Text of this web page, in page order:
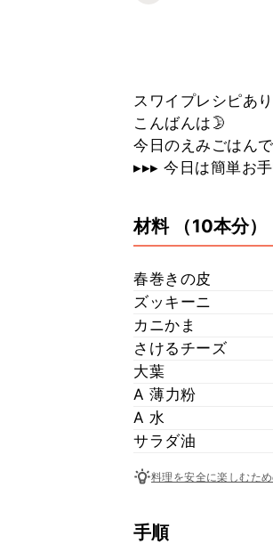
スワイプレシピあ
こんばんは🌛
今日のえみごはんで
▸▸▸ 今日は簡単お
材料 （10本分）
春巻きの皮
ズッキーニ
カニかま
さけるチーズ
大葉
A 薄力粉
A 水
サラダ油
料理を安全に楽しむた
手順